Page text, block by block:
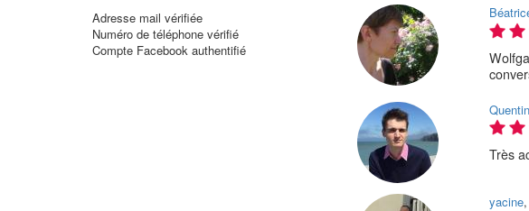
Adresse mail vérifiée
Numéro de téléphone vérifié
Compte Facebook authentifié
Quentin
Très
yacine